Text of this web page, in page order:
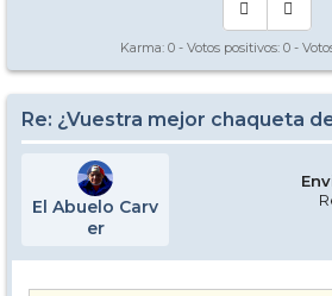
Karma: 0 - Votos positivos: 0 -
Re: ¿Vuestra mejor chaqueta
El Abuelo Carv
er